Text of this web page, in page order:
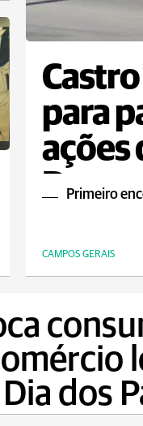
para
ações
Primeiro
CAMPOS GERAIS
dos